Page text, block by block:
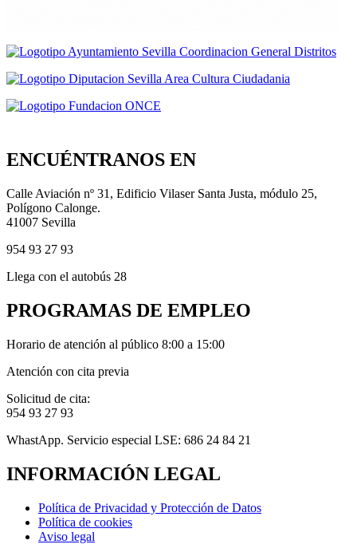
ENCUÉNTRANOS EN
Calle Aviación nº 31, Edificio Vilaser Santa Justa, módulo 25,
Polígono Calonge.
41007 Sevilla
954 93 27 93
Llega con el autobús 28
PROGRAMAS DE EMPLEO
Horario de atención al público 8:00 a 15:00
Atención con cita previa
Solicitud de cita:
954 93 27 93
WhastApp. Servicio especial LSE: 686 24 84 21
INFORMACIÓN LEGAL
Política de Privacidad y Protección de Datos
Política de cookies
Aviso legal